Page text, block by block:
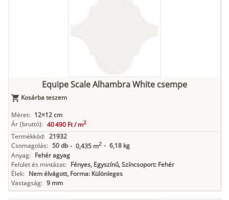
Equipe Scale Alhambra White csempe
Kosárba teszem
Méret: 12×12 cm
Ár (bruttó): 40 490 Ft /m2
Termékkód: 21932
Csomagolás: 50 db - 0,435 m2 - 6,18 kg
Anyag: Fehér agyag
Felület és mintázat: Fényes, Egyszínű, Színcsoport: Fehér
Élek: Nem élvágott, Forma: Különleges
Vastagság: 9 mm